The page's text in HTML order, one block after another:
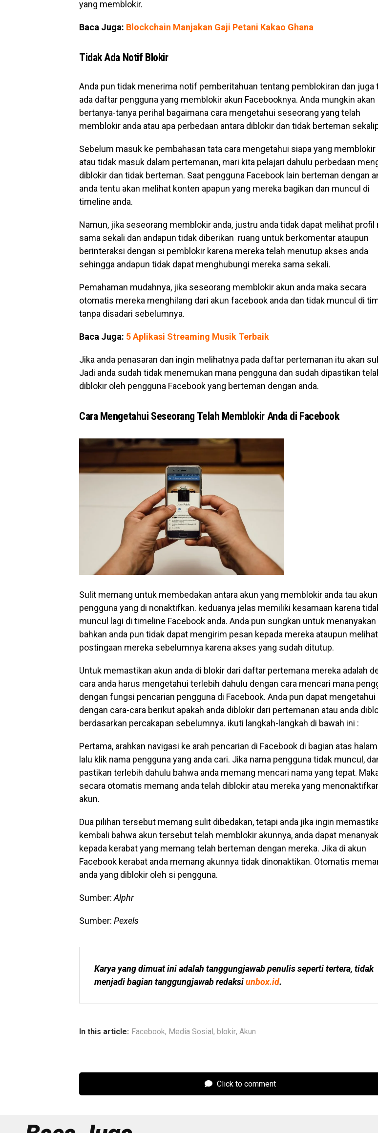
yang memblokir.
Baca Juga: Blockchain Manjakan Gaji Petani Kakao Ghana
Tidak Ada Notif Blokir
Anda pun tidak menerima notif pemberitahuan tentang pemblokiran dan juga
ada daftar pengguna yang memblokir akun Facebooknya. Anda mungkin akan
bertanya-tanya perihal bagaimana cara mengetahui seseorang yang telah
memblokir anda atau apa perbedaan antara diblokir dan tidak berteman
Sebelum masuk ke pembahasan tata cara mengetahui siapa yang memblokir
atau tidak masuk dalam pertemanan, mari kita pelajari dahulu perbedaan
diblokir dan tidak berteman. Saat pengguna Facebook lain berteman dengan
anda tentu akan melihat konten apapun yang mereka bagikan dan muncul di
timeline anda.
Namun, jika seseorang memblokir anda, justru anda tidak dapat melihat profil
sama sekali dan andapun tidak diberikan ruang untuk berkomentar ataupun
berinteraksi dengan si pemblokir karena mereka telah menutup akses anda
sehingga andapun tidak dapat menghubungi mereka sama sekali.
Pemahaman mudahnya, jika seseorang memblokir akun anda maka secara
otomatis mereka menghilang dari akun facebook anda dan tidak muncul di
tanpa disadari sebelumnya.
Baca Juga: 5 Aplikasi Streaming Musik Terbaik
Jika anda penasaran dan ingin melihatnya pada daftar pertemanan itu akan
Jadi anda sudah tidak menemukan mana pengguna dan sudah dipastikan
diblokir oleh pengguna Facebook yang berteman dengan anda.
Cara Mengetahui Seseorang Telah Memblokir Anda di Facebook
Sulit memang untuk membedakan antara akun yang memblokir anda tau
pengguna yang di nonaktifkan. keduanya jelas memiliki kesamaan karena
muncul lagi di timeline Facebook anda. Anda pun sungkan untuk menanyakan
bahkan anda pun tidak dapat mengirim pesan kepada mereka ataupun melihat
postingaan mereka sebelumnya karena akses yang sudah ditutup.
Untuk memastikan akun anda di blokir dari daftar pertemana mereka adalah
cara anda harus mengetahui terlebih dahulu dengan cara mencari mana
dengan fungsi pencarian pengguna di Facebook. Anda pun dapat mengetahui
dengan cara-cara berikut apakah anda diblokir dari pertemanan atau anda
berdasarkan percakapan sebelumnya. ikuti langkah-langkah di bawah ini :
Pertama, arahkan navigasi ke arah pencarian di Facebook di bagian atas
lalu klik nama pengguna yang anda cari. Jika nama pengguna tidak muncul,
pastikan terlebih dahulu bahwa anda memang mencari nama yang tepat.
secara otomatis memang anda telah diblokir atau mereka yang
akun.
Dua pilihan tersebut memang sulit dibedakan, tetapi anda jika ingin
kembali bahwa akun tersebut telah memblokir akunnya, anda dapat
kepada kerabat yang memang telah berteman dengan mereka. Jika di akun
Facebook kerabat anda memang akunnya tidak dinonaktikan. Otomatis
anda yang diblokir oleh si pengguna.
Sumber:Alphr
Sumber: Pexels
Karya yang dimuat ini adalah tanggungjawab penulis seperti tertera, tidak
menjadi bagian tanggungjawab redaksi unbox.id.
In this article: Facebook, Media Sosial , blokir, Akun
Click to comment